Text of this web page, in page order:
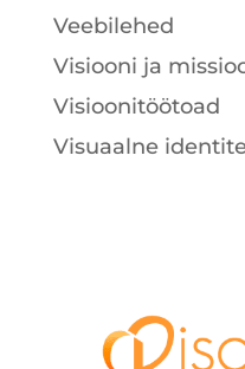
Veebilehed
Visiooni ja
Visioonitöötoad
Visuaalne